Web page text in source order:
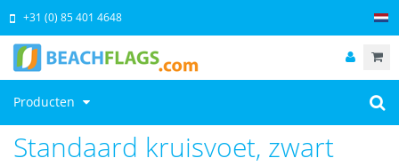
Producten
+31 (0) 85 401 4648
Standaard kruisvoet, zwart